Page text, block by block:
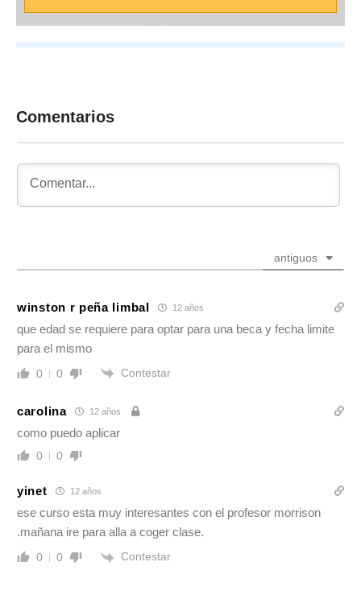
Comentarios
antiguos
winston r peña limbal 12 años
que edad se requiere para optar para una beca y fecha limite
para el mismo
0 0 Contestar
carolina 12 años
como puedo aplicar
0 0
yinet 12 años
ese curso esta muy interesantes con el profesor morrison
.mañana ire para alla a coger clase.
0 0 Contestar